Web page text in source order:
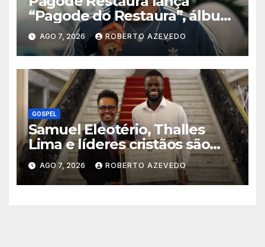
“Pagode do Restaura”, álbum
gravado ao vivo em Madureira
(RJ)
AGO 7, 2026 ROBERTO AZEVEDO
GOSPEL
Samuel Eleotério, Thalles
Lima e líderes cristãos são
homenageados na Câmara
Municipal do Rio de Janeiro
AGO 7, 2026 ROBERTO AZEVEDO